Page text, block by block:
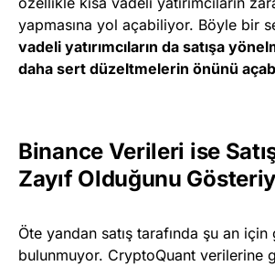
yapmasına yol açabiliyor. Böyle bir
vadeli yatırımcıların da satışa
daha sert düzeltmelerin önünü
Binance Verileri ise Satış
Zayıf Olduğunu
Öte yandan satış tarafında şu an için
bulunmuyor. CryptoQuant verilerine